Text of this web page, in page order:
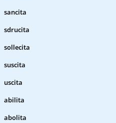
sancita
sdrucita
sollecita
suscita
uscita
abilita
abolita